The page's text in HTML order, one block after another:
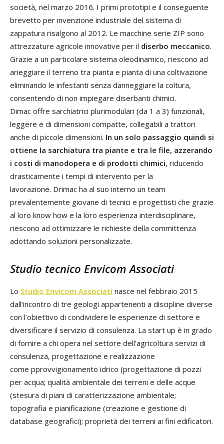
società, nel marzo 2016. I primi prototipi e il conseguente
brevetto per invenzione industriale del sistema di
zappatura risalgono al 2012. Le macchine serie ZIP sono
attrezzature agricole innovative per il diserbo meccanico.
Grazie a un particolare sistema oleodinamico, riescono ad
arieggiare il terreno tra pianta e pianta di una coltivazione
eliminando le infestanti senza danneggiare la coltura,
consentendo di non impiegare diserbanti chimici.
Dimac offre sarchiatrici plurimodulari (da 1 a 3) funzionali,
leggere e di dimensioni compatte, collegabili a trattori
anche di piccole dimensioni. In un solo passaggio quindi si
ottiene la sarchiatura tra piante e tra le file, azzerando
i costi di manodopera e di prodotti chimici, riducendo
drasticamente i tempi di intervento per la
lavorazione. Drimac ha al suo interno un team
prevalentemente giovane di tecnici e progettisti che grazie
al loro know how e la loro esperienza interdisciplinare,
riescono ad ottimizzare le richieste della committenza
adottando soluzioni personalizzate.
Studio tecnico Envicom Associati
Lo Studio Envicom Associati nasce nel febbraio 2015
dall’incontro di tre geologi appartenenti a discipline diverse
con l’obiettivo di condividere le esperienze di settore e
diversificare il servizio di consulenza. La start up è in grado
di fornire a chi opera nel settore dell’agricoltura servizi di
consulenza, progettazione e realizzazione
come pprovvigionamento idrico (progettazione di pozzi
per acqua; qualità ambientale dei terreni e delle acque
(stesura di piani di caratterizzazione ambientale;
topografia e pianificazione (creazione e gestione di
database geografici); proprietà dei terreni ai fini edificatori.